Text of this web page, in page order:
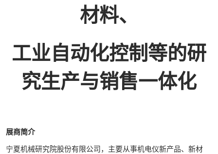
材料、
工业自动化控制等的研
究生产与销售一体化
展商简介
宁夏机械研究院股份有限公司，主要从事机电仪新产品、新材